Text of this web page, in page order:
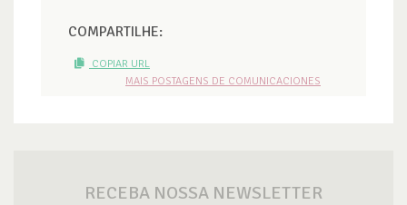
COMPARTILHE:
COPIAR URL
MAIS POSTAGENS DE COMUNICACIONES
RECEBA NOSSA NEWSLETTER